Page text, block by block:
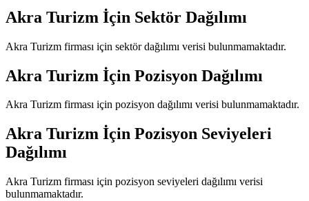
Akra Turizm İçin Sektör Dağılımı
Akra Turizm firması için sektör dağılımı verisi bulunmamaktadır.
Akra Turizm İçin Pozisyon Dağılımı
Akra Turizm firması için pozisyon dağılımı verisi bulunmamaktadır.
Akra Turizm İçin Pozisyon Seviyeleri
Dağılımı
Akra Turizm firması için pozisyon seviyeleri dağılımı verisi
bulunmamaktadır.